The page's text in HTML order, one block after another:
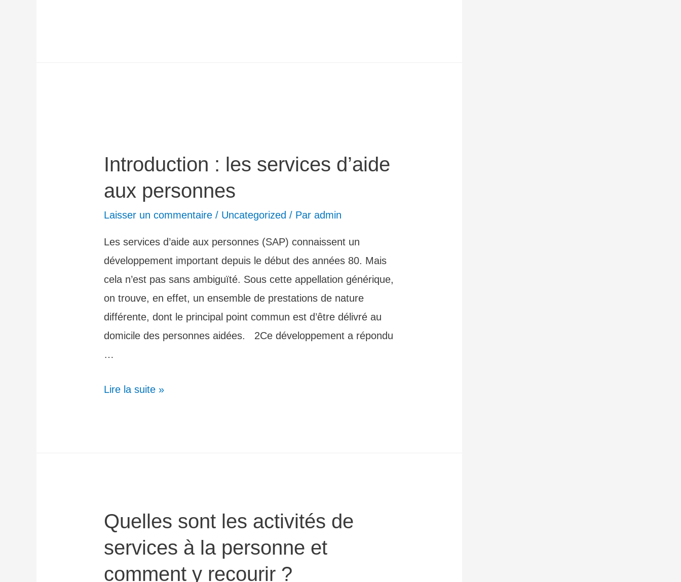
Introduction : les services d’aide
aux personnes
Laisser un commentaire / Uncategorized / Paradmin
Les services d’aide aux personnes (SAP) connaissent un
développement important depuis le début des années 80. Mais
cela n’est pas sans ambiguïté. Sous cette appellation générique,
on trouve, en effet, un ensemble de prestations de nature
différente, dont le principal point commun est d’être délivré au
domicile des personnes aidées. 2Ce développement a répondu
…
Lire la suite »
Quelles sont les activités de
services à la personne et
comment y recourir ?